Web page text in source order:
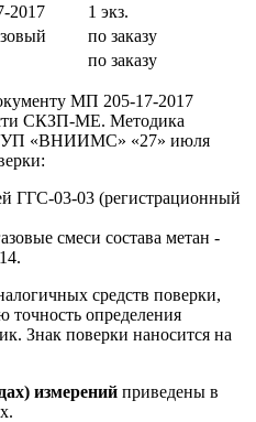
2017
1 экз.
по заказу
по заказу
МП 205-17-2017
СКЗП-МЕ. Методика
«ВНИИМС» «27» июля
ГГС-03-03 (регистрационный
смеси состава метан -
средств поверки,
определения
Знак поверки наносится на
измерений приведены в